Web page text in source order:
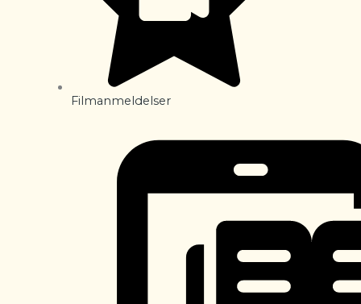
Filmanmeldelser